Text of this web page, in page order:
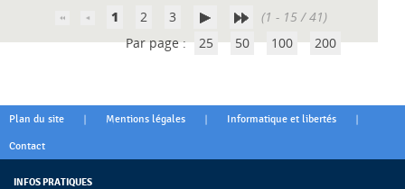
1 2 3
(1 - 15 / 41)
Par page : 25 50 100 200
Plan du site | Mentions légales | Informatique et libertés |
Contact
INFOS PRATIQUES